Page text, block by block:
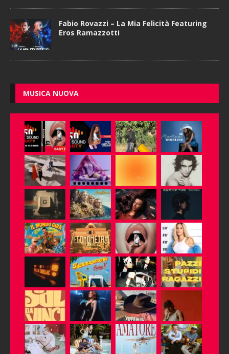
Fabio Rovazzi – La Mia Felicità Featuring
Eros Ramazzotti
MUSICA NUOVA